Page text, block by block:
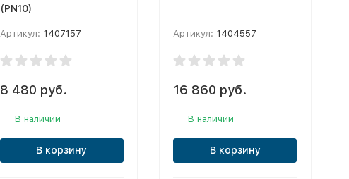
(PN10)
Артикул: 1407157
8 480 руб.
В наличии
В корзину
Артикул: 1404557
16 860 руб.
В наличии
В корзину